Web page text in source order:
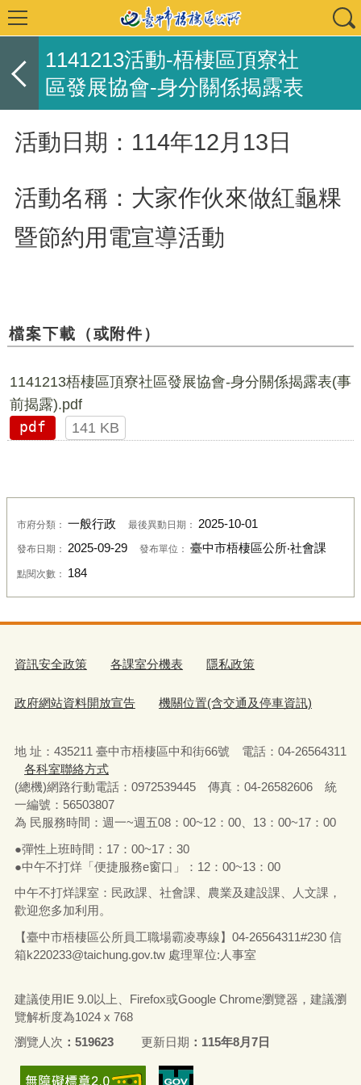
1141213活動-梧棲區頂寮社
區發展協會-身分關係揭露表
活動日期：114年12月13日
活動名稱： 大家作伙來做紅龜粿
暨節約用電宣導活動
檔案下載（或附件）
1141213梧棲區頂寮社區發展協會-身分關係揭露表(事
前揭露).pdf
pdf
141 KB
市府分類： 一般行政 最後異動日期： 2025-10-01
發布日期： 2025-09-29 發布單位： 臺中市梧棲區公所‧社會課
點閱次數： 184
資訊安全政策 各課室分機表 隱私政策
政府網站資料開放宣告 機關位置(含交通及停車資訊)
地 址：435211 臺中市梧棲區中和街66號 電話：04-26564311
各科室聯絡方式
(總機)網路行動電話：0972539445 傳真：04-26582606 統
一編號：56503807
為 民服務時間：週一~週五08：00~12：00、13：00~17：00
●彈性上班時間：17：00~17：30
●中午不打烊「便捷服務e窗口」：12：00~13：00
中午不打烊課室：民政課、社會課、農業及建設課、人文課，
歡迎您多加利用。
【臺中市梧棲區公所員工職場霸凌專線】04-26564311#230 信
箱k220233@taichung.gov.tw處理單位:人事室
建議使用IE 9.0以上、Firefox或Google Chrome瀏覽器，建議瀏
覽解析度為1024 x 768
瀏覽人次
519623 更新日期 115年8月7日